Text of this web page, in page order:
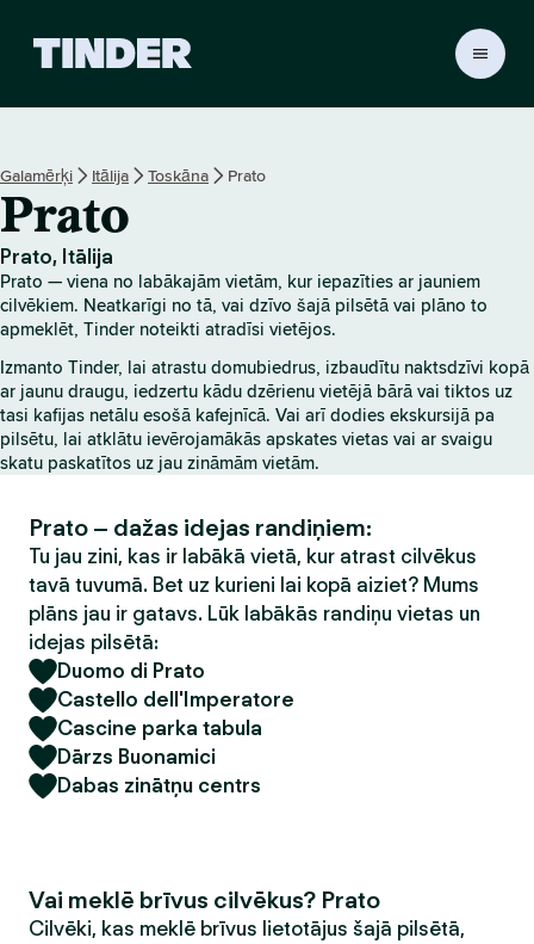
r
u
m
l
p
a
Galamērķi Itālija Toskāna Prato
Prato
Prato, Itālija
Prato — viena no labākajām vietām, kur iepazīties ar jauniem
cilvēkiem. Neatkarīgi no tā, vai dzīvo šajā pilsētā vai plāno to
apmeklēt, Tinder noteikti atradīsi vietējos.
Izmanto Tinder, lai atrastu domubiedrus, izbaudītu naktsdzīvi kopā
ar jaunu draugu, iedzertu kādu dzērienu vietējā bārā vai tiktos uz
tasi kafijas netālu esošā kafejnīcā. Vai arī dodies ekskursijā pa
pilsētu, lai atklātu ievērojamākās apskates vietas vai ar svaigu
skatu paskatītos uz jau zināmām vietām.
Prato – dažas idejas randiņiem:
Tu jau zini, kas ir labākā vietā, kur atrast cilvēkus
tavā tuvumā. Bet uz kurieni lai kopā aiziet? Mums
plāns jau ir gatavs. Lūk labākās randiņu vietas un
idejas pilsētā:
Duomo di Prato
Castello dell'Imperatore
Cascine parka tabula
Dārzs Buonamici
Dabas zinātņu centrs
Vai meklē brīvus cilvēkus? Prato
Cilvēki, kas meklē brīvus lietotājus šajā pilsētā,